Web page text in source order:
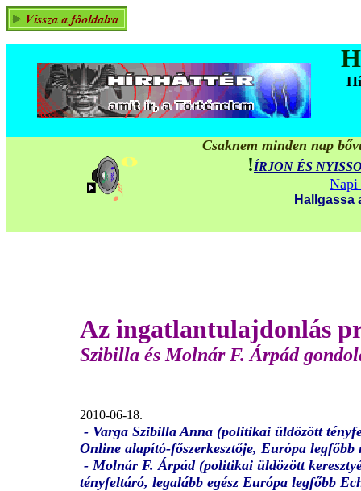
Csaknem minden nap
!ÍRJON ÉS
Napi
Hallgassa
Az ingatlantulajdonlás
Szibilla és Molnár F. Árpád
2010-06-18.
- Varga Szibilla Anna (politikai üldözött
Online alapító-főszerkesztője, Európa
- Molnár F. Árpád (politikai üldözött keres
tényfeltáró, legalább egész Európa legfőbb